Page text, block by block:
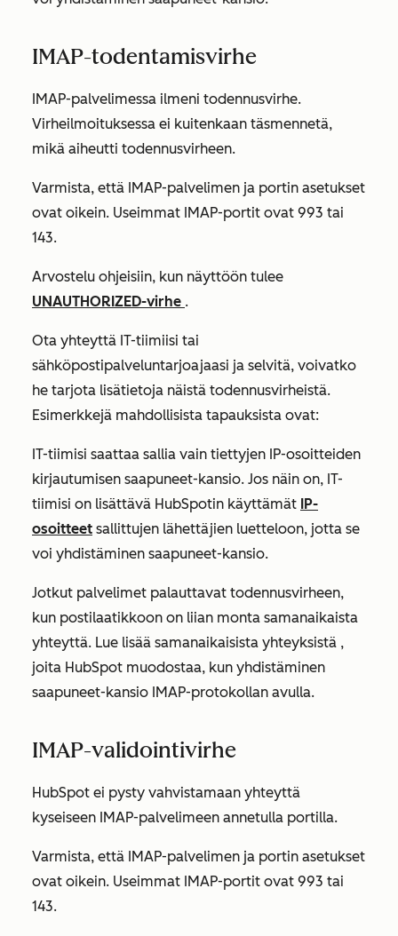
IMAP-todentamisvirhe
IMAP-palvelimessa ilmeni todennusvirhe.
Virheilmoituksessa ei kuitenkaan täsmennetä,
mikä aiheutti todennusvirheen.
Varmista, että IMAP-palvelimen ja portin asetukset
ovat oikein. Useimmat IMAP-portit ovat 993 tai
143.
Arvostelu ohjeisiin, kun näyttöön tulee
UNAUTHORIZED-virhe .
Ota yhteyttä IT-tiimiisi tai
sähköpostipalveluntarjoajaasi ja selvitä, voivatko
he tarjota lisätietoja näistä todennusvirheistä.
Esimerkkejä mahdollisista tapauksista ovat:
IT-tiimisi saattaa sallia vain tiettyjen IP-osoitteiden
kirjautumisen saapuneet-kansio. Jos näin on, IT-
tiimisi on lisättävä HubSpotin käyttämät IP-
osoitteet sallittujen lähettäjien luetteloon, jotta se
voi yhdistäminen saapuneet-kansio.
Jotkut palvelimet palauttavat todennusvirheen,
kun postilaatikkoon on liian monta samanaikaista
yhteyttä. Lue lisää samanaikaisista yhteyksistä ,
joita HubSpot muodostaa, kun yhdistäminen
saapuneet-kansio IMAP-protokollan avulla.
IMAP-validointivirhe
HubSpot ei pysty vahvistamaan yhteyttä
kyseiseen IMAP-palvelimeen annetulla portilla.
Varmista, että IMAP-palvelimen ja portin asetukset
ovat oikein. Useimmat IMAP-portit ovat 993 tai
143.